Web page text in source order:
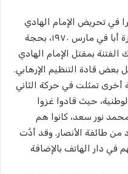
في تحريض الإمام الهادي
زعيم الأنصار على إشعال فتنة الجزيرة أبا في مارس ١٩٧٠، بحجة
بمقتل الإمام الهادي
بعض قادة التنظيم الإرهابي.
أخرى تمثلت في حركة الثاني
الوطنية، حيث قادوا غزوا
محمد نور سعد، كانوا هم
طائفة الأنصار. وقد أدَّت
في دار الهاتف بالإضافة